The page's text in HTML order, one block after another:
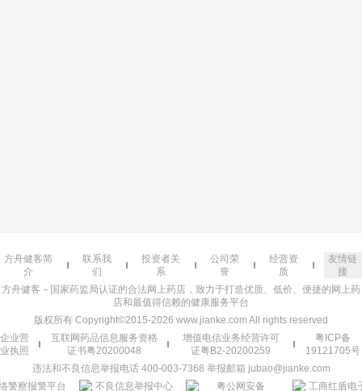
方舟健客简
介
联系我
们
投资者关
系
公司荣
誉
经营资
质
友情链
接
方舟健客－国家药监局认证的合法网上药店，致力于打造优质、低价、便捷的网上药
店和最值得信赖的健康服务平台
版权所有 Copyright©2015-2026 www.jianke.com All rights reserved
企业营
业执照
互联网药品信息服务资格
证书粤20200048
增值电信业务经营许可
证粤B2-20200259
粤ICP备
19121705号
违法和不良信息举报电话 400-003-7368 举报邮箱 jubao@jianke.com